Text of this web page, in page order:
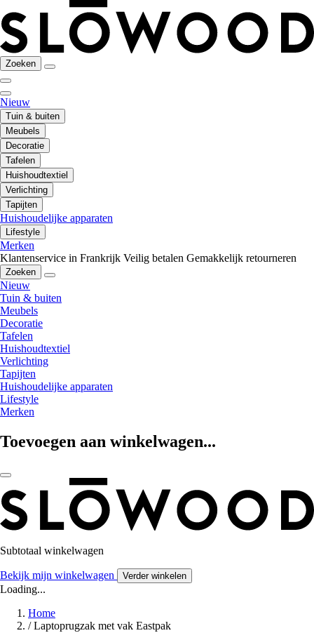
Zoeken
Nieuw
Tuin & buiten
Meubels
Decoratie
Tafelen
Huishoudtextiel
Verlichting
Tapijten
Huishoudelijke apparaten
Lifestyle
Merken
Klantenservice in Frankrijk Veilig betalen Gemakkelijk retourneren
Zoeken
Nieuw
Tuin & buiten
Meubels
Decoratie
Tafelen
Huishoudtextiel
Verlichting
Tapijten
Huishoudelijke apparaten
Lifestyle
Merken
Toevoegen aan winkelwagen...
Subtotaal winkelwagen
Bekijk mijn winkelwagen Verder winkelen
Loading...
Home
/ Laptoprugzak met vak Eastpak